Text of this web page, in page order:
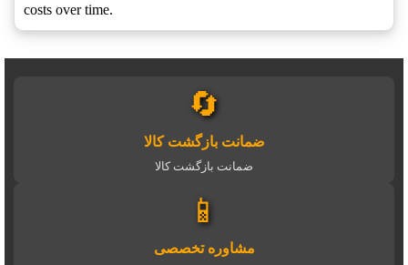
costs over time.
🔄
ضمانت بازگشت کالا
ضمانت بازگشت کالا
📱
مشاوره تخصصی